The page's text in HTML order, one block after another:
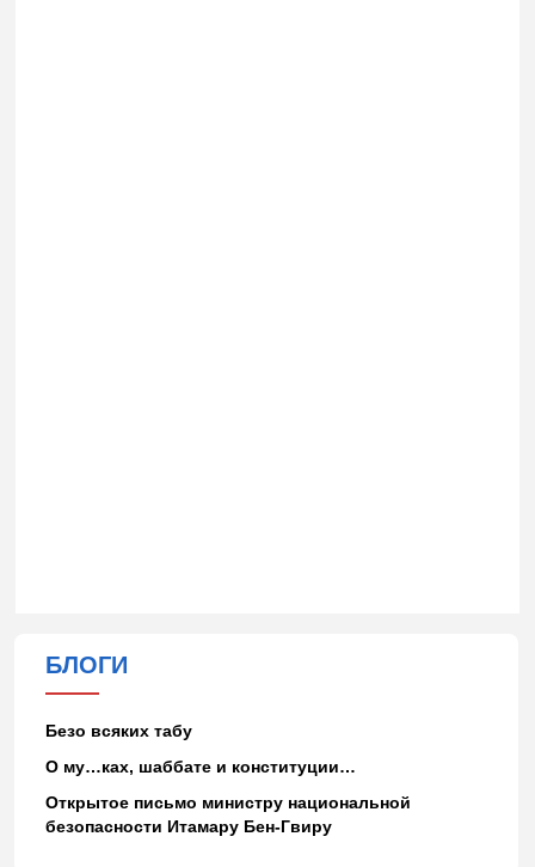
БЛОГИ
Безо всяких табу
О му…ках, шаббате и конституции…
Открытое письмо министру национальной
безопасности Итамару Бен-Гвиру